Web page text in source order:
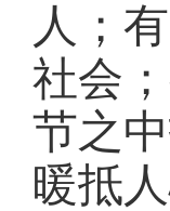
人；
社会
节之
暖抵